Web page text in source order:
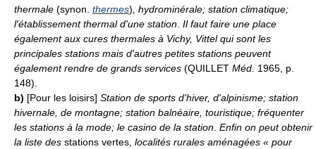
thermale (synon. thermes), hydrominérale; station climatique;
l'établissement thermal d'une station. Il faut faire une place
également aux cures thermales à Vichy, Vittel qui sont les
principales stations mais d'autres petites stations peuvent
également rendre de grands services (QUILLET Méd. 1965, p.
148).
b) [Pour les loisirs] Station de sports d'hiver, d'alpinisme; station
hivernale, de montagne; station balnéaire, touristique; fréquenter
les stations à la mode; le casino de la station. Enfin on peut obtenir
la liste des stations vertes, localités rurales aménagées « pour